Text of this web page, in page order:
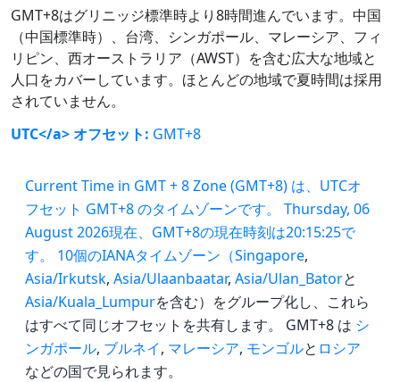
GMT+8はグリニッジ標準時より8時間進んでいます。中国
（中国標準時）、台湾、シンガポール、マレーシア、フィ
リピン、西オーストラリア（AWST）を含む広大な地域と
人口をカバーしています。ほとんどの地域で夏時間は採用
されていません。
UTC</a> オフセット: GMT+8
Current Time in GMT + 8 Zone (GMT+8) は、UTCオ
フセット GMT+8 のタイムゾーンです。 Thursday, 06
August 2026現在、GMT+8の現在時刻は20:15:25で
す。 10個のIANAタイムゾーン（Singapore,
Asia/Irkutsk, Asia/Ulaanbaatar, Asia/Ulan_Batorと
Asia/Kuala_Lumpurを含む）をグループ化し、これら
はすべて同じオフセットを共有します。 GMT+8 は シ
ンガポール, ブルネイ, マレーシア, モンゴルと ロシア
などの国で見られます。